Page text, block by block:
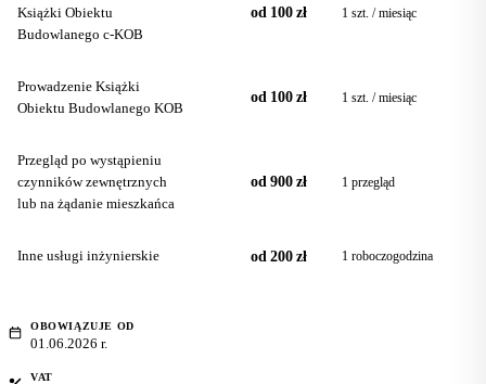
Książki Obiektu
Budowlanego c-KOB
od 100 zł 1 szt. / miesiąc
Prowadzenie Książki
Obiektu Budowlanego KOB
od 100 zł 1 szt. / miesiąc
Przegląd po wystąpieniu
czynników zewnętrznych
lub na żądanie mieszkańca
od 900 zł 1 przegląd
Inne usługi inżynierskie od 200 zł 1 roboczogodzina
OBOWIĄZUJE OD
01.06.2026 r.
VAT